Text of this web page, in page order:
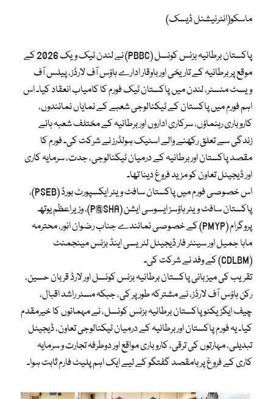
ماسکو(انٹرنیشنل ڈیسک)
پاکستان برطانیہ بزنس کونسل (PBBC) نے لندن ٹیک ویک 2026 کے
موقع پر برطانیہ کے تاریخی اور باوقار ادارے ہاؤس آف لارڈز، پیلس آف
ویسٹ منسٹر، لندن میں پاکستان ٹیک فورم کا کامیاب انعقاد کیا۔ اس
اہم فورم میں پاکستان کے ٹیکنالوجی شعبے کے نمایاں نمائندوں،
کاروباری رہنماؤں، سرکاری اداروں اور برطانیہ کے مختلف شعبہ ہائے
زندگی سے تعلق رکھنے والے اسٹیک ہولڈرز نے شرکت کی۔ فورم کا
مقصد پاکستان اور برطانیہ کے درمیان ٹیکنالوجی، جدت، سرمایہ کاری
اور ڈیجیٹل تعاون کو مزید فروغ دینا تھا۔
اس خصوصی فورم میں پاکستان سافٹ ویئر ایکسپورٹ بورڈ (PSEB)،
پاکستان سافٹ ویئر ہاؤسز ایسوسی ایشن (P@SHA)، وزیراعظم یوتھ
پروگرام (PMYP) کے خصوصی نمائندے جناب رضوان انور، محترمہ
ماہا جمیل اور سینٹر فار ڈیجیٹل لٹریسی اینڈ بزنس مینجمنٹ
(CDLBM) کے وفد نے شرکت کی۔
تقریب کی میزبانی پاکستان برطانیہ بزنس کونسل اور لارڈ قربان حسین،
رکن ہاؤس آف لارڈز، نے مشترکہ طور پر کی، جبکہ مسٹر راشد اقبال،
چیف ایگزیکٹو پاکستان برطانیہ بزنس کونسل، نے مہمانوں کا خیرمقدم
کیا۔ یہ فورم پاکستان اور برطانیہ کے درمیان ٹیکنالوجی تعاون، ڈیجیٹل
تبدیلی، مہارتوں کی ترقی، کاروباری مواقع اور دوطرفہ تجارت و سرمایہ
کاری کے فروغ پر بامقصد گفتگو کے لیے ایک اہم پلیٹ فارم ثابت ہوا۔